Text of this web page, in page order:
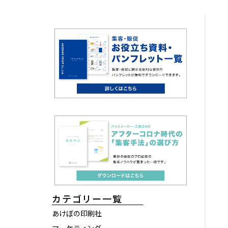
カテゴリー一覧
あけぼの印刷社